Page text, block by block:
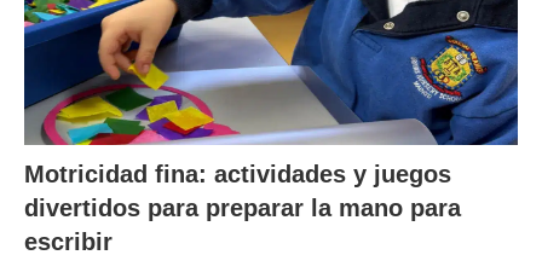
Motricidad fina: actividades y juegos
divertidos para preparar la mano para
escribir